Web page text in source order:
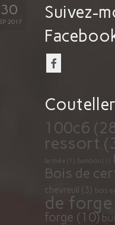
30
2017
Suivez-
100c6
ressort
larmée (1) bambou (1)
Bois de
chevreuil (3) bois
de forge
forge (10)